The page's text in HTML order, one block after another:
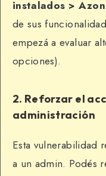
instalados >
de sus
empezá a evaluar
opciones).
2. Reforzar el
administración
Esta vulnerabilidad
a un admin. Podés